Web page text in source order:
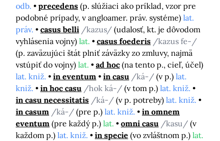
odb.
precedens (p. slúžiaci ako príklad, vzor pre
podobné prípady, v angloamer. práv. systéme) lat.
práv.
casus belli /kazus/ (udalosť, kt. je dôvodom
vyhlásenia vojny) lat. casus foederis /kazus fe-/
(p. zaväzujúci štát plniť záväzky zo zmluvy, najmä
vstúpiť do vojny) lat. ad hoc (na tento p., cieľ, účel)
lat. kniž.
in eventum in casu /ká-/ (v p.) lat.
kniž.
in hoc casu /hok ká-/ (v tom p.) lat. kniž.
in casu necessitatis /ká-/ (v p. potreby) lat. kniž.
in casum /ká-/ (pre p.) lat. kniž.
in omnem
eventum (pre každý p.) lat. omni casu /kasu/ (v
každom p.) lat. kniž. in specie (vo zvláštnom p.) lat.